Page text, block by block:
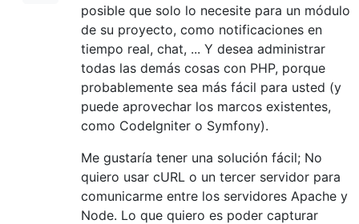
posible que solo lo necesite para un módulo
de su proyecto, como notificaciones en
tiempo real, chat, ... Y desea administrar
todas las demás cosas con PHP, porque
probablemente sea más fácil para usted (y
puede aprovechar los marcos existentes,
como CodeIgniter o Symfony).
Me gustaría tener una solución fácil; No
quiero usar cURL o un tercer servidor para
comunicarme entre los servidores Apache y
Node. Lo que quiero es poder capturar